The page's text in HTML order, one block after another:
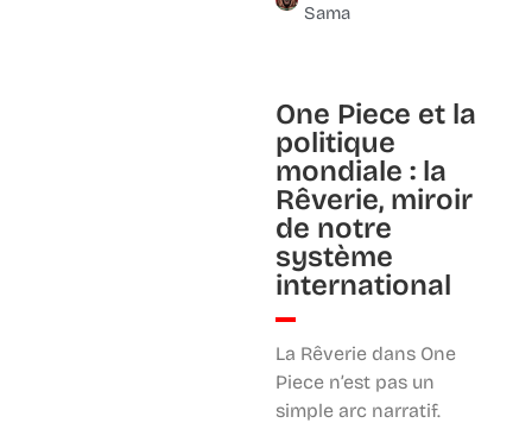
Sama
One Piece et la
politique
mondiale : la
Rêverie, miroir
de notre
système
international
La Rêverie dans One
Piece n’est pas un
simple arc narratif.